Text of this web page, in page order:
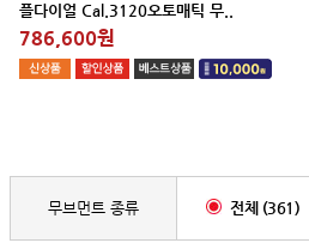
플다이얼 Cal.3120오토매틱 무..
786,600원
무브먼트 종류 전체 (361)